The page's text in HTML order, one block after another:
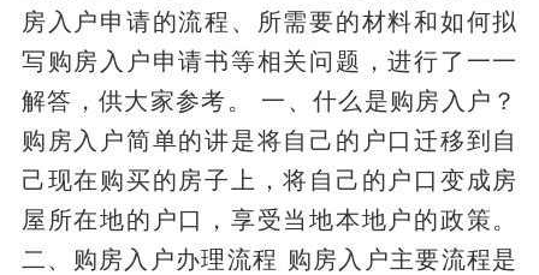
房入户申请的流程、所需要的材料和如何拟
写购房入户申请书等相关问题，进行了一一
解答，供大家参考。 一、什么是购房入户？
购房入户简单的讲是将自己的户口迁移到自
己现在购买的房子上，将自己的户口变成房
屋所在地的户口，享受当地本地户的政策。
二、购房入户办理流程 购房入户主要流程是